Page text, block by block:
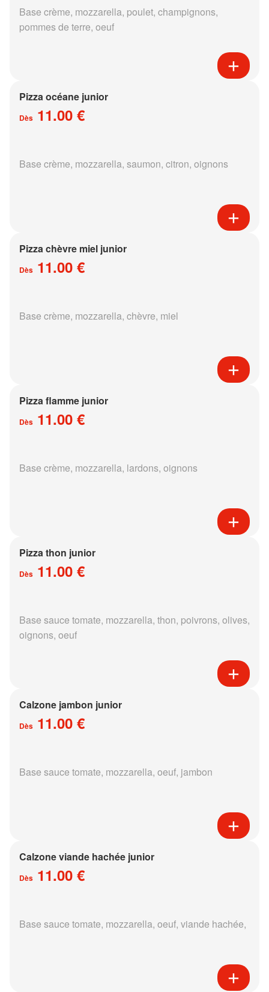
Base crème, mozzarella, poulet, champignons,
pommes de terre, oeuf
Pizza océane junior
Dès 11.00 €
Base crème, mozzarella, saumon, citron, oignons
Pizza chèvre miel junior
Dès 11.00 €
Base crème, mozzarella, chèvre, miel
Pizza flamme junior
Dès 11.00 €
Base crème, mozzarella, lardons, oignons
Pizza thon junior
Dès 11.00 €
Base sauce tomate, mozzarella, thon, poivrons, olives,
oignons, oeuf
Calzone jambon junior
Dès 11.00 €
Base sauce tomate, mozzarella, oeuf, jambon
Calzone viande hachée junior
Dès 11.00 €
Base sauce tomate, mozzarella, oeuf, viande hachée,